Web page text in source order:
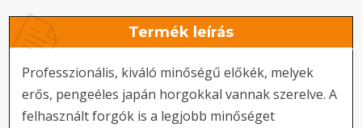
Termék leírás
Professzionális, kiváló minőségű előkék, melyek
erős, pengeéles japán horgokkal vannak szerelve. A
felhasznált forgók is a legjobb minőséget